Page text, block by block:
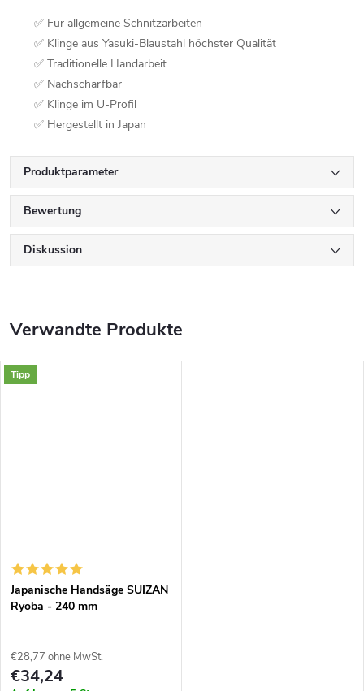
✅ Für allgemeine Schnitzarbeiten
✅ Klinge aus Yasuki-Blaustahl höchster Qualität
✅ Traditionelle Handarbeit
✅ Nachschärfbar
✅ Klinge im U-Profil
✅ Hergestellt in Japan
Produktparameter
Bewertung
Diskussion
Verwandte Produkte
Tipp
Japanische Handsäge SUIZAN
Ryoba - 240 mm
€28,77 ohne MwSt.
€34,24